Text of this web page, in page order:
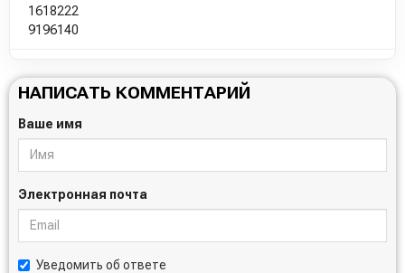
1618222
9196140
НАПИСАТЬ КОММЕНТАРИЙ
Ваше имя
Электронная почта
Уведомить об ответе